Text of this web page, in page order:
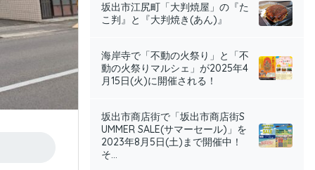
坂出市江尻町「大判焼屋」の『た
こ判』と『大判焼き(あん)』
海岸寺で「不動の火祭り」と「不
動の火祭りマルシェ」が2025年4
月15日(火)に開催される！
坂出市商店街で「坂出市商店街S
UMMER SALE(サマーセール)」を
2023年8月5日(土)まで開催中！
そ...